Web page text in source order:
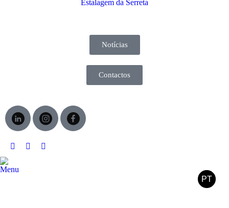
Estalagem da Serreta
Notícias
Contactos
Menu
PT